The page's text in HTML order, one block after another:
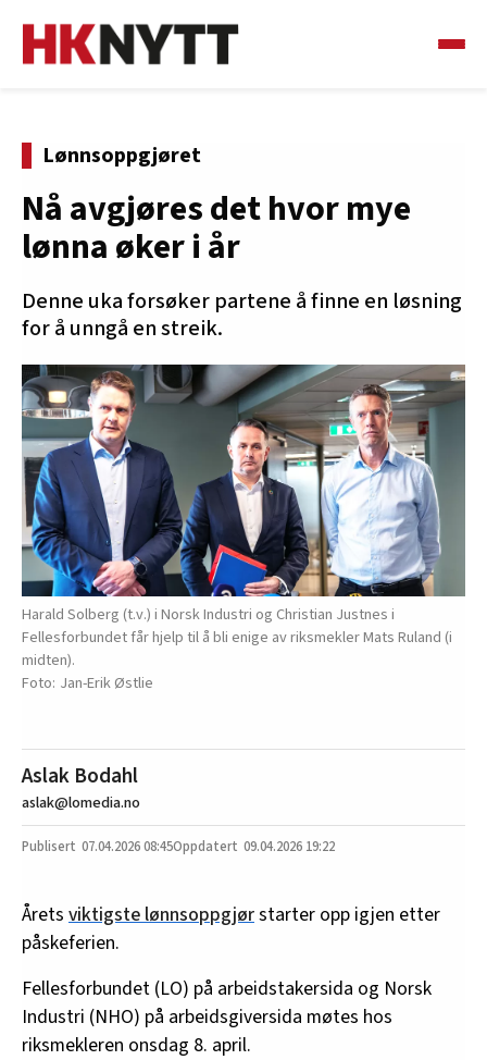
Lønnsoppgjøret
Nå avgjøres det hvor mye
lønna øker i år
Denne uka forsøker partene å finne en løsning
for å unngå en streik.
Harald Solberg (t.v.) i Norsk Industri og Christian Justnes i
Fellesforbundet får hjelp til å bli enige av riksmekler Mats Ruland (i
midten).
Jan-Erik Østlie
Aslak Bodahl
aslak@lomedia.no
07.04.202608:45 09.04.2026 19:22
Årets viktigste lønnsoppgjørstarter opp igjen etter
påskeferien.
Fellesforbundet (LO) på arbeidstakersida og Norsk
Industri (NHO) på arbeidsgiversida møtes hos
riksmekleren onsdag 8. april.